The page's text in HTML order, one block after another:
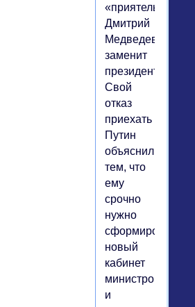
«приятель»
Дмитрий
Медведев
заменит
президента.
Свой
отказ
приехать
Путин
объяснил
тем, что
ему
срочно
нужно
сформировать
новый
кабинет
министров,
и